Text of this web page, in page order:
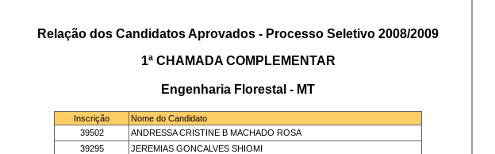
Relação dos Candidatos Aprovados - Processo Seletivo 2008/2009
1ª CHAMADA COMPLEMENTAR
Engenharia Florestal - MT
Inscrição
Nome do Candidato
39502
ANDRESSA CRISTINE B MACHADO ROSA
39295
JEREMIAS GONCALVES SHIOMI